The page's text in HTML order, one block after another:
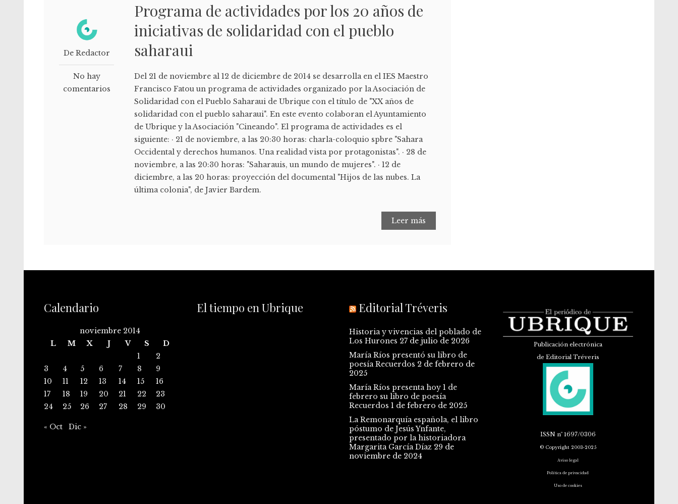
De Redactor
No hay
comentarios
Programa de actividades por los 20 años de
iniciativas de solidaridad con el pueblo
saharaui
Del 21 de noviembre al 12 de diciembre de 2014 se desarrolla en el IES Maestro
Francisco Fatou un programa de actividades organizado por la Asociación de
Solidaridad con el Pueblo Saharaui de Ubrique con el título de "XX años de
solidaridad con el pueblo saharaui". En este evento colaboran el Ayuntamiento
de Ubrique y la Asociación "Cineando". El programa de actividades es el
siguiente: · 21 de noviembre, a las 20:30 horas: charla-coloquio spbre "Sahara
Occidental y derechos humanos. Una realidad vista por protagonistas". · 28 de
noviembre, a las 20:30 horas: "Saharauis, un mundo de mujeres". · 12 de
diciembre, a las 20 horas: proyección del documental "Hijos de las nubes. La
última colonia", de Javier Bardem.
Leer más
Calendario
noviembre 2014
L
M X J V S
D
1
2
3
4 5 6 7 8
9
10
11 12 13 14 15
16
17
18 19 20 21 22
23
24
25 26 27 28 29 30
« Oct Dic »
El tiempo en Ubrique Editorial Tréveris
Historia y vivencias del poblado de
Los Hurones 27 de julio de 2026
María Ríos presentó su libro de
poesía Recuerdos 2 de febrero de
2025
María Ríos presenta hoy 1 de
febrero su libro de poesía
Recuerdos 1 de febrero de 2025
La Remonarquía española, el libro
póstumo de Jesús Ynfante,
presentado por la historiadora
Margarita García Díaz 29 de
noviembre de 2024
Publicación electrónica
de Editorial Tréveris
ISSNnº 1697/0306
© Copyright 2003-2025
Aviso legal
Política de privacidad
Uso de cookies